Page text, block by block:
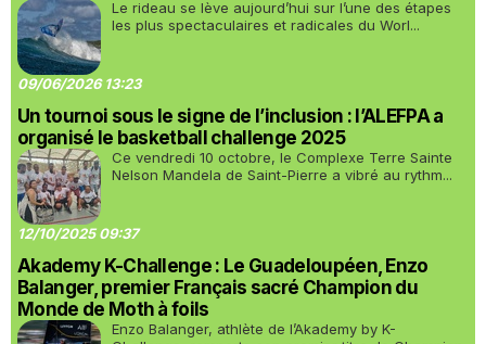
Le rideau se lève aujourd’hui sur l’une des étapes
les plus spectaculaires et radicales du Worl...
09/06/2026 13:23
Un tournoi sous le signe de l’inclusion : l’ALEFPA a
organisé le basketball challenge 2025
Ce vendredi 10 octobre, le Complexe Terre Sainte
Nelson Mandela de Saint-Pierre a vibré au rythm...
12/10/2025 09:37
Akademy K-Challenge : Le Guadeloupéen, Enzo
Balanger, premier Français sacré Champion du
Monde de Moth à foils
Enzo Balanger, athlète de l’Akademy by K-